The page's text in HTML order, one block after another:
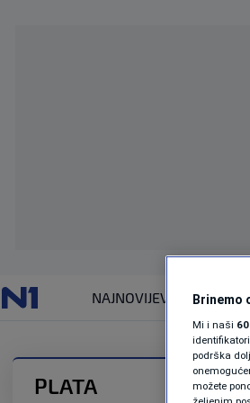
NAJNOVIJEVIJESTI
PLATA
Brinemo
Mi i naši
podrška
možete